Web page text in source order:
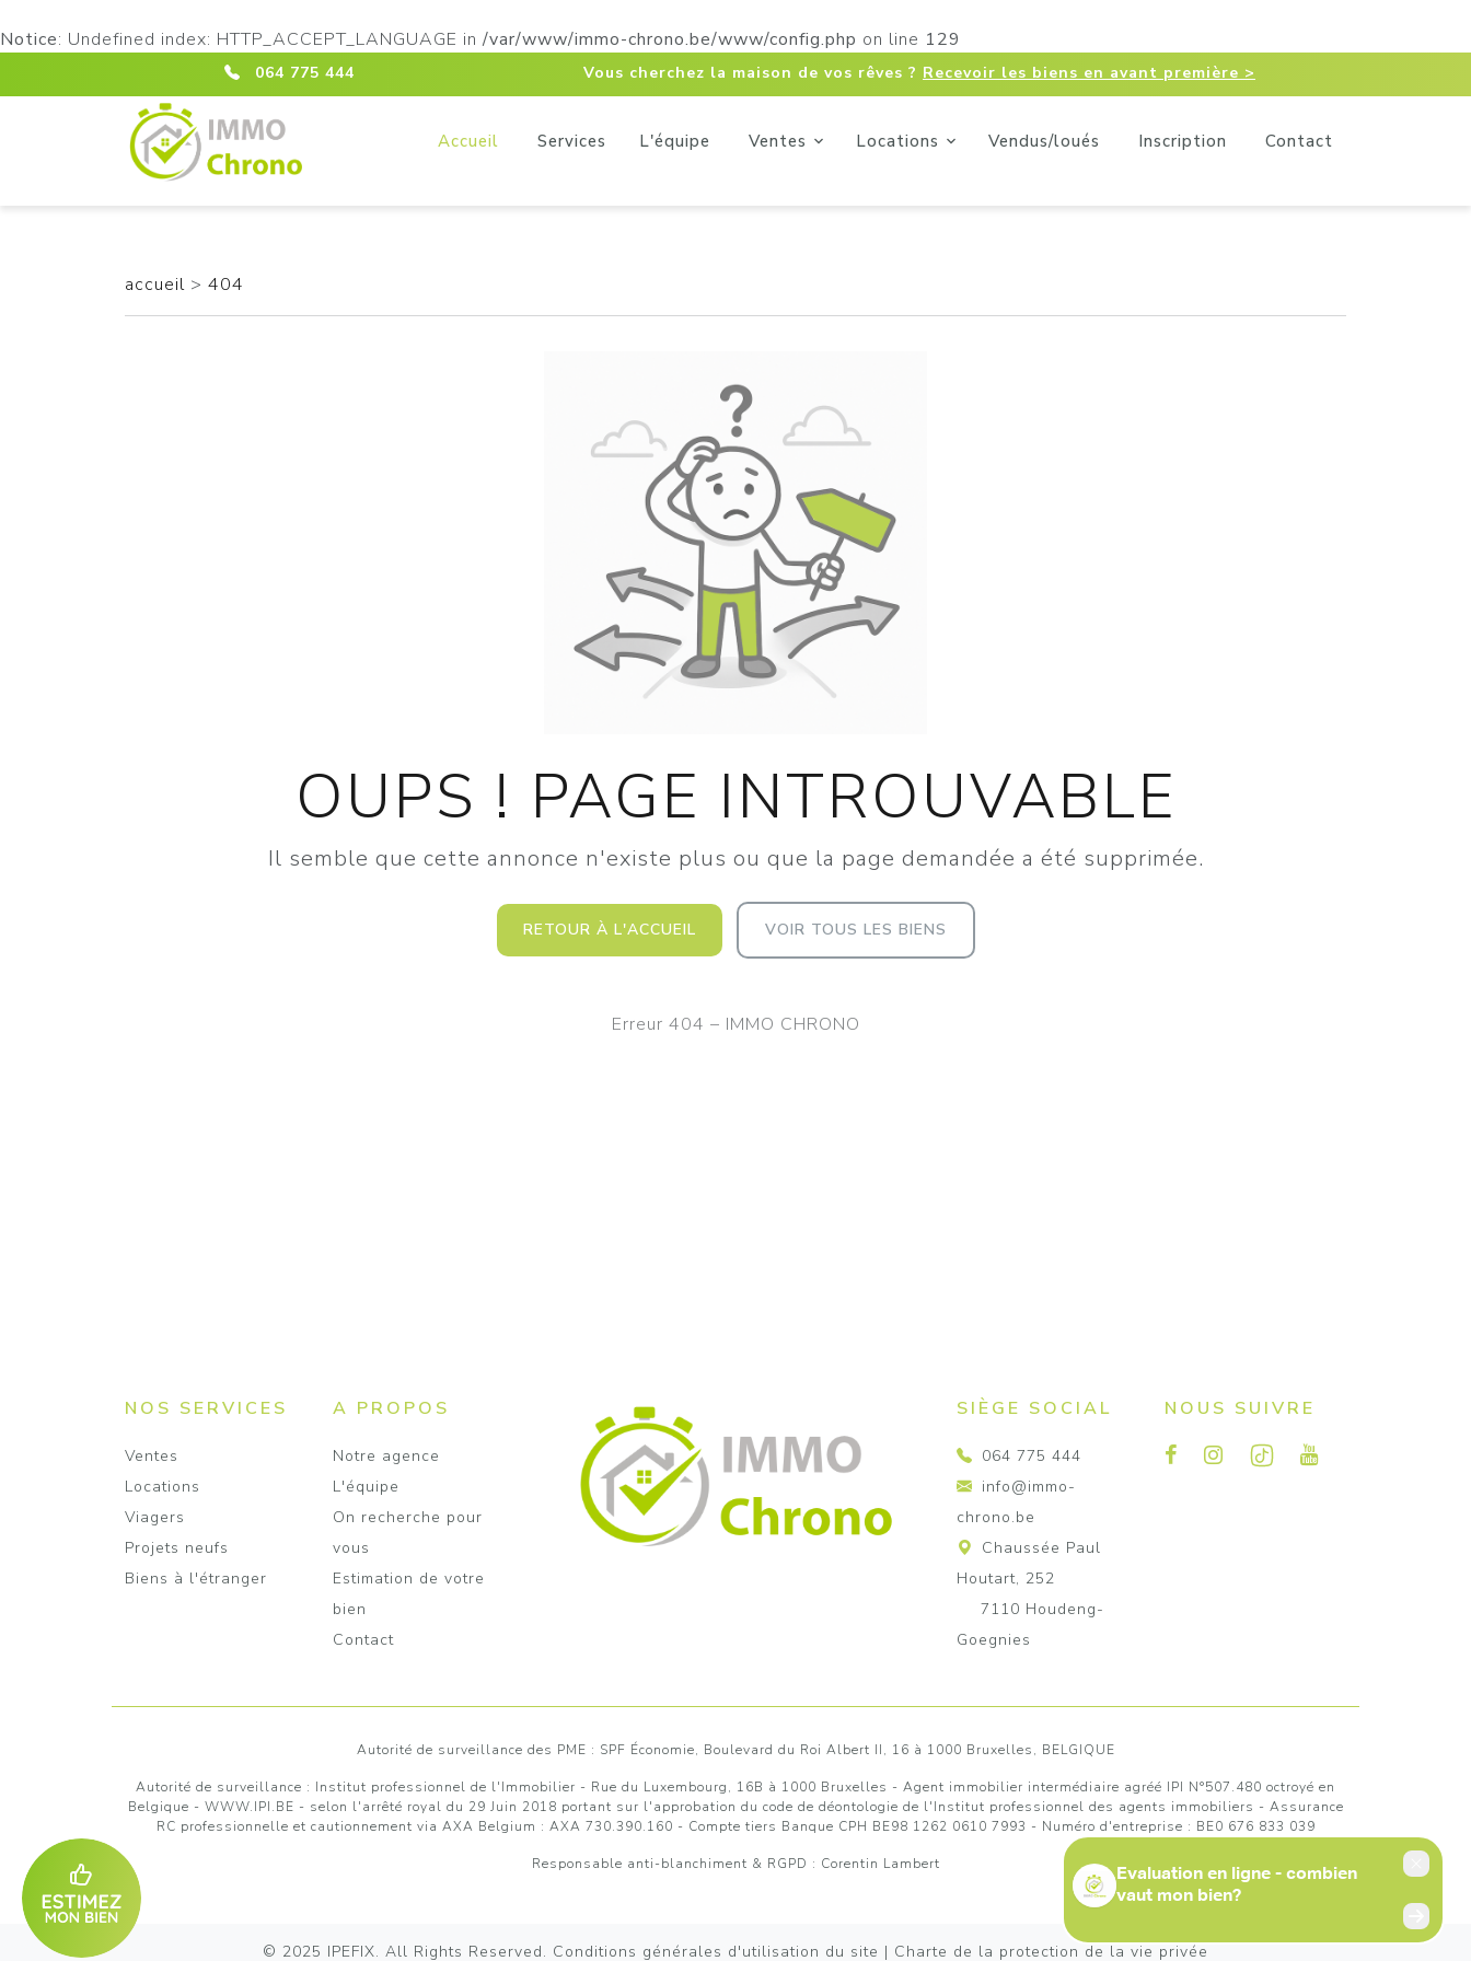
Notice: Undefined index: HTTP_ACCEPT_LANGUAGE in/var/www/immo-chrono.be/www/config.php on line 129
064 775 444 Vous cherchez la maison de vos rêves ? Recevoir les biens en avant première >
Accueil Services L'équipe Ventes Locations Vendus/loués Inscription Contact
accueil > 404
OUPS ! PAGE INTROUVABLE
Il semble que cette annonce n'existe plus ou que la page demandée a été supprimée.
RETOUR À L'ACCUEIL VOIR TOUS LES BIENS
Erreur 404 – IMMO CHRONO
NOS SERVICES
Ventes
Locations
Viagers
Projets neufs
Biens à l'étranger
A PROPOS
Notre agence
L'équipe
On recherche pour
vous
Estimation de votre
bien
Contact
SIÈGE SOCIAL
064 775 444
info@immo-
chrono.be
Chaussée Paul
Houtart, 252
7110 Houdeng-
Goegnies
NOUS SUIVRE
Autorité de surveillance des PME : SPF Économie, Boulevard du Roi Albert II, 16 à 1000 Bruxelles, BELGIQUE
Autorité de surveillance : Institut professionnel de l'Immobilier - Rue du Luxembourg, 16B à 1000 Bruxelles - Agent immobilier intermédiaire agréé IPI N°507.480 octroyé en
Belgique - WWW.IPI.BE - selon l'arrêté royal du 29 Juin 2018 portant sur l'approbation du code de déontologie de l'Institut professionnel des agents immobiliers - Assurance
RC professionnelle et cautionnement via AXA Belgium : AXA 730.390.160 - Compte tiers Banque CPH BE98 1262 0610 7993 - Numéro d'entreprise : BE0 676 833 039
Responsable anti-blanchiment & RGPD : Corentin Lambert
© 2025 IPEFIX. All Rights Reserved. Conditions générales d'utilisation du site | Charte de la protection de la vie privée